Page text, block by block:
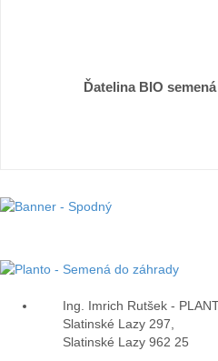
Ďatelina BIO
Ing. Imrich Rutšek -
Slatinské Lazy 297,
Slatinské Lazy 962 25